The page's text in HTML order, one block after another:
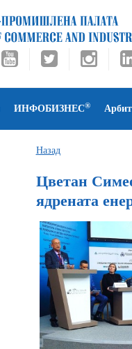
ИНФОБИЗНЕС®
Назад
Цветан
ядрената